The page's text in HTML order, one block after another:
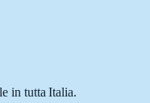
in tutta Italia.